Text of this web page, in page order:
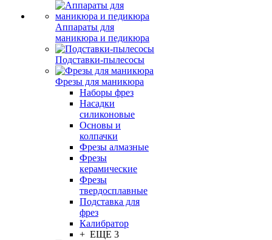
Аппараты для
маникюра и педикюра
Подставки-пылесосы
Фрезы для маникюра
Наборы фрез
Насадки
силиконовые
Основы и
колпачки
Фрезы алмазные
Фрезы
керамические
Фрезы
твердосплавные
Подставка для
фрез
Калибратор
+ ЕЩЕ 3